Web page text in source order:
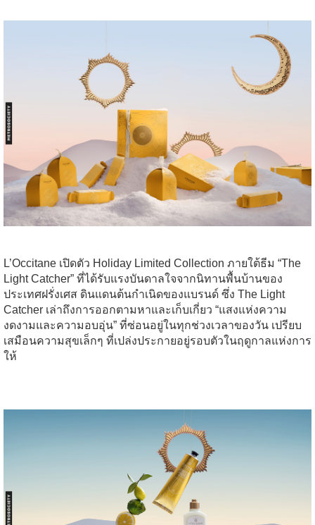
L’Occitane เปิดตัว Holiday Limited Collection ภายใต้ธีม “The
Light Catcher” ที่ได้รับแรงบันดาลใจจากนิทานพื้นบ้านของ
ประเทศฝรั่งเศส ดินแดนต้นกำเนิดของแบรนด์ ซึ่ง The Light
Catcher เล่าถึงการออกตามหาและเก็บเกี่ยว “แสงแห่งความ
งดงามและความอบอุ่น” ที่ซ่อนอยู่ในทุกช่วงเวลาของวัน เปรียบ
เสมือนความสุขเล็กๆ ที่เปล่งประกายอยู่รอบตัวในฤดูกาลแห่งการ
ให้